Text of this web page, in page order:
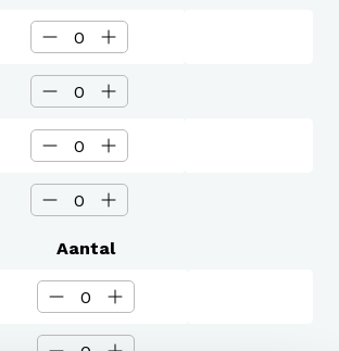
Aantal